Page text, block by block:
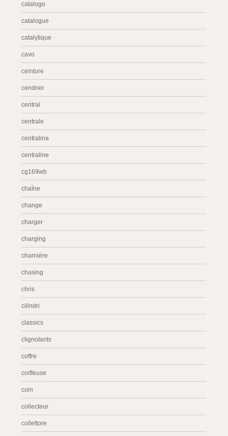
catalogo
catalogue
catalytique
cavo
ceinture
cendrier
central
centrale
centralina
centraline
cg169wb
chaîne
change
charger
charging
charnière
chasing
chris
cilindri
classics
clignotants
coffre
coiffeuse
coin
collecteur
collettore